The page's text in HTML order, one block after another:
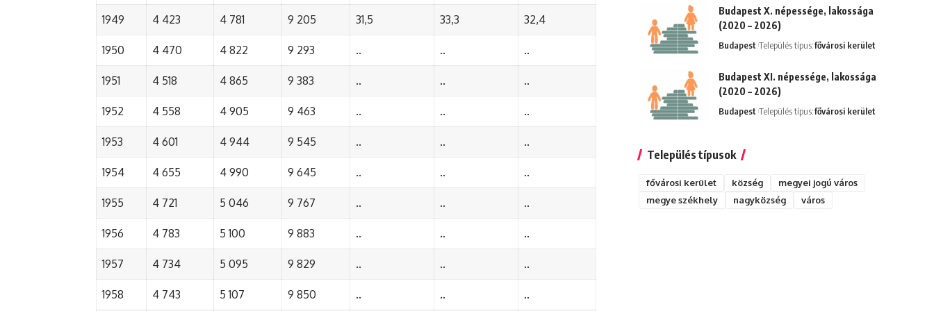
1949 4 423 4 781 9 205 31,5 33,3 32,4
1950 4 470 4 822 9 293 .. .. ..
1951 4 518 4 865 9 383 .. .. ..
1952 4 558 4 905 9 463 .. .. ..
1953 4 601 4 944 9 545 .. .. ..
1954 4 655 4 990 9 645 .. .. ..
1955 4 721 5 046 9 767 .. .. ..
1956 4 783 5 100 9 883 .. .. ..
1957 4 734 5 095 9 829 .. .. ..
1958 4 743 5 107 9 850 .. .. ..
Budapest X. népessége, lakossága
(2020 – 2026)
Budapest Település típus:fővárosi kerület
Budapest XI. népessége, lakossága
(2020 – 2026)
Budapest Település típus:fővárosi kerület
Település típusok
fővárosi kerület község
megyei jogú város
megye székhely
nagyközség város